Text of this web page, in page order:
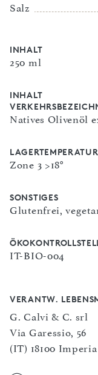
Salz
INHALT
250 ml
INHALT
Natives Olivenöl
LAGERTEMPERATUR
Zone 3 >18°
SONSTIGES
Glutenfrei,
IT-BIO-004
VERANTW.
G. Calvi & C. srl
Via Garessio, 56
(IT) 18100